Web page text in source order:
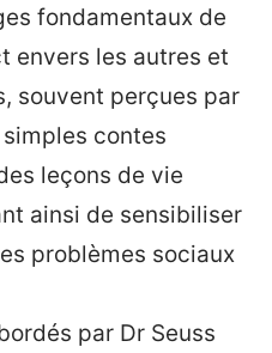
fondamentaux de
envers les autres et
souvent perçues par
contes
leçons de vie
ainsi de sensibiliser
problèmes sociaux
par Dr Seuss